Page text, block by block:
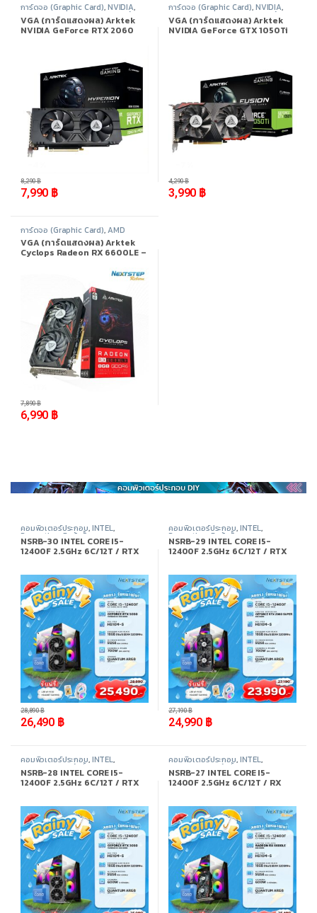
การ์ดจอ (Graphic Card),NVIDIA,
Nvidia Geforce 20 Series สินค้า
ทั้งหมด
VGA (การ์ดแสดงผล) Arktek
NVIDIA GeForce RTX 2060
7,990 ฿
8,290฿
การ์ดจอ (Graphic Card),NVIDIA,
Nvidia Geforce 10 Series สินค้า
ทั้งหมด
VGA (การ์ดแสดงผล) Arktek
NVIDIA GeForce GTX 1050Ti
3,990 ฿
4,290฿
การ์ดจอ (Graphic Card),AMD
Radeon ,AMD Radeon RX 6000
Series,สินค้าทั้งหมด
VGA (การ์ดแสดงผล) Arktek
Cyclops Radeon RX 6600LE –
6,990 ฿
7,890฿
คอมพิวเตอร์ประกอบ,INTEL,
Promotion ,สินค้าทั้งหมด
NSRB-30 INTEL CORE I5-
12400F 2.5GHz 6C/12T / RTX
-8%
26,490 ฿
28,890฿
คอมพิวเตอร์ประกอบ,INTEL,
Promotion ,สินค้าทั้งหมด
NSRB-29 INTEL CORE I5-
12400F 2.5GHz 6C/12T / RTX
-8%
24,990 ฿
27,190฿
คอมพิวเตอร์ประกอบ,INTEL,
สินค้าทั้งหมด
NSRB-28 INTEL CORE I5-
12400F 2.5GHz 6C/12T / RTX
คอมพิวเตอร์ประกอบ,INTEL,
สินค้าทั้งหมด
NSRB-27 INTEL CORE I5-
12400F 2.5GHz 6C/12T / RX